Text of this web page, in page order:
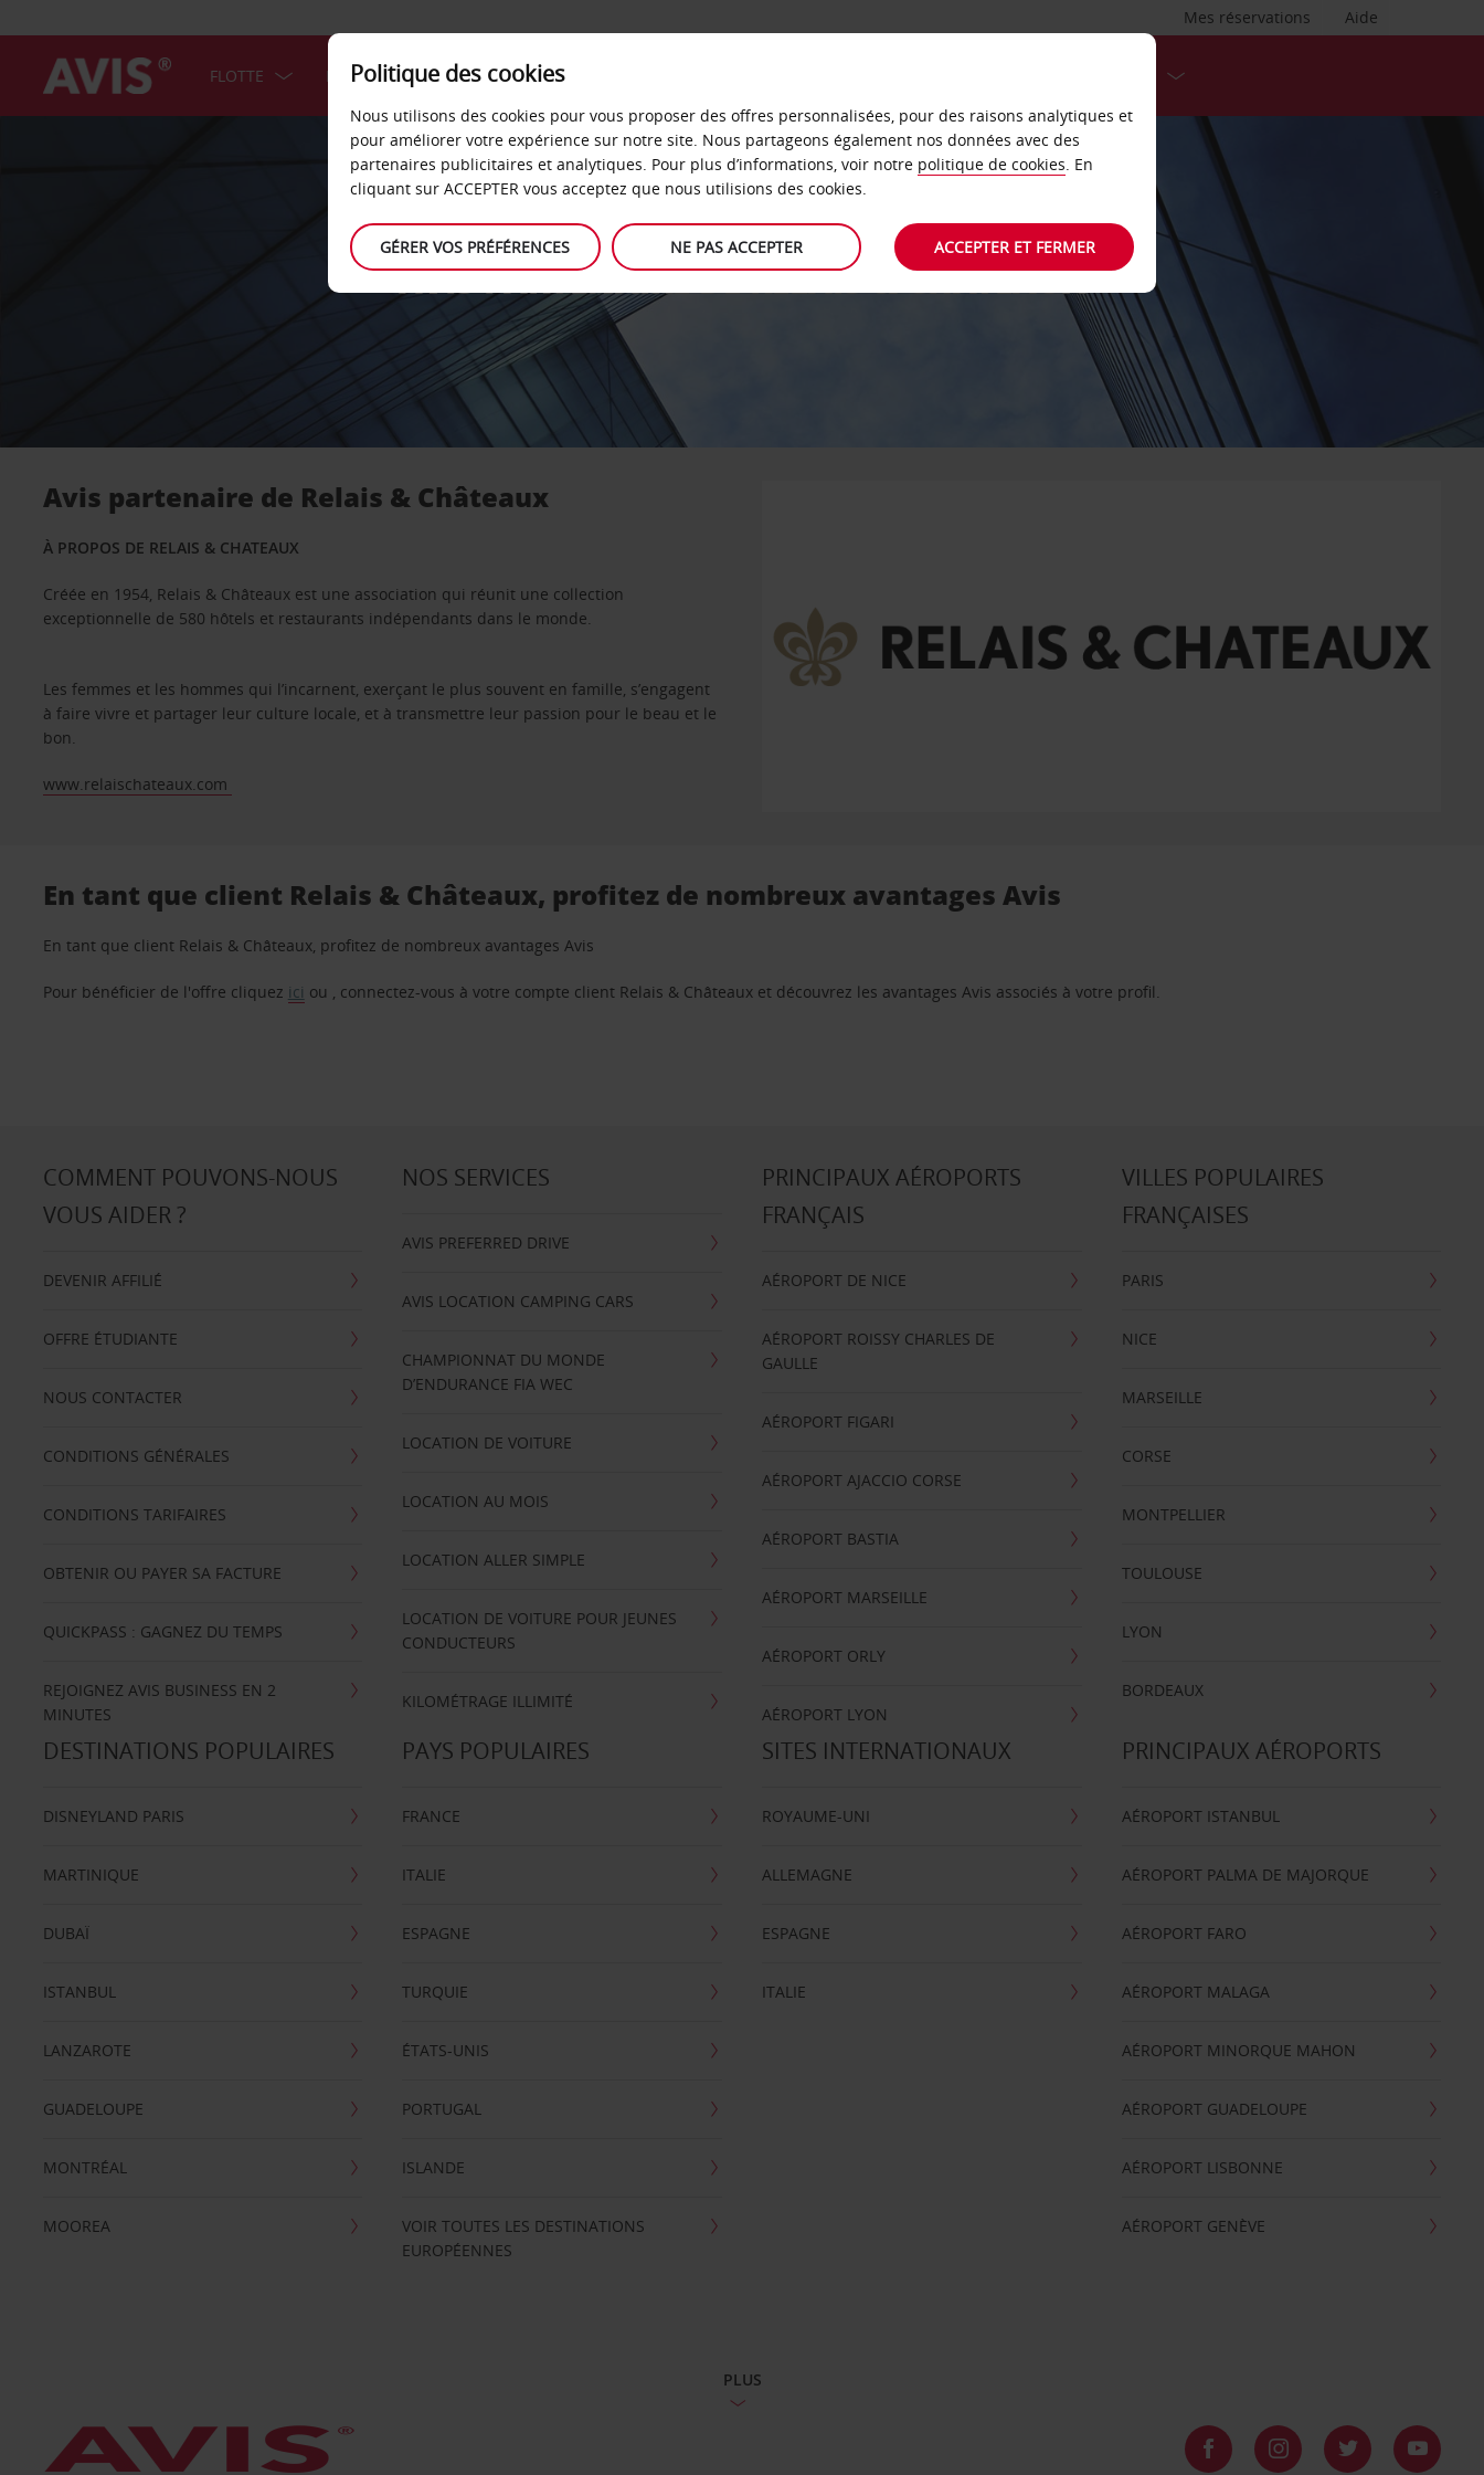
Aide
Mes réservations
FLOTTE BONS PLANS FIDÉLITÉ
AVIS PARTENAIRE DE RELAIS & CHÂTEAUX
Avis partenaire de Relais & Châteaux
À PROPOS DE RELAIS & CHATEAUX
Créée en 1954, Relais & Châteaux est une association qui réunit une collection
exceptionnelle de 580 hôtels et restaurants indépendants dans le monde.
Les femmes et les hommes qui l’incarnent, exerçant le plus souvent en famille, s’engagent
à faire vivre et partager leur culture locale, et à transmettre leur passion pour le beau et le
bon.
www.relaischateaux.com
En tant que client Relais & Châteaux, profitez de nombreux avantages Avis
En tant que client Relais & Châteaux, profitez de nombreux avantages Avis
Pour bénéficier de l'offre cliquez ici ou , connectez-vous à votre compte client Relais & Châteaux et découvrez les avantages Avis associés à votre profil.
COMMENT POUVONS-NOUS
VOUS AIDER ?
DEVENIR AFFILIÉ
OFFRE ÉTUDIANTE
NOUS CONTACTER
CONDITIONS GÉNÉRALES
CONDITIONS TARIFAIRES
OBTENIR OU PAYER SA FACTURE
QUICKPASS : GAGNEZ DU TEMPS
REJOIGNEZ AVIS BUSINESS EN 2
MINUTES
NOS SERVICES
AVIS PREFERRED DRIVE
AVIS LOCATION CAMPING CARS
CHAMPIONNAT DU MONDE
D’ENDURANCE FIA WEC
LOCATION DE VOITURE
LOCATION AU MOIS
LOCATION ALLER SIMPLE
LOCATION DE VOITURE POUR JEUNES
CONDUCTEURS
KILOMÉTRAGE ILLIMITÉ
PRINCIPAUX AÉROPORTS
FRANÇAIS
AÉROPORT DE NICE
AÉROPORT ROISSY CHARLES DE
GAULLE
AÉROPORT FIGARI
AÉROPORT AJACCIO CORSE
AÉROPORT BASTIA
AÉROPORT MARSEILLE
AÉROPORT ORLY
AÉROPORT LYON
VILLES POPULAIRES
FRANÇAISES
PARIS
NICE
MARSEILLE
CORSE
MONTPELLIER
TOULOUSE
LYON
BORDEAUX
DESTINATIONS POPULAIRES
DISNEYLAND PARIS
MARTINIQUE
DUBAÏ
ISTANBUL
LANZAROTE
GUADELOUPE
MONTRÉAL
MOOREA
PAYS POPULAIRES
FRANCE
ITALIE
ESPAGNE
TURQUIE
ÉTATS-UNIS
PORTUGAL
ISLANDE
VOIR TOUTES LES DESTINATIONS
EUROPÉENNES
SITES INTERNATIONAUX
ROYAUME-UNI
ALLEMAGNE
ESPAGNE
ITALIE
PRINCIPAUX AÉROPORTS
AÉROPORT ISTANBUL
AÉROPORT PALMA DE MAJORQUE
AÉROPORT FARO
AÉROPORT MALAGA
AÉROPORT MINORQUE MAHON
AÉROPORT GUADELOUPE
AÉROPORT LISBONNE
AÉROPORT GENÈVE
PLUS
Politique des cookies
Nous utilisons des cookies pour vous proposer des offres personnalisées, pour des raisons analytiques et
pour améliorer votre expérience sur notre site. Nous partageons également nos données avec des
partenaires publicitaires et analytiques. Pour plus d’informations, voir notre politique de cookies. En
cliquant sur ACCEPTER vous acceptez que nous utilisions des cookies.
GÉRER VOS PRÉFÉRENCES NE PAS ACCEPTER ACCEPTER ET FERMER